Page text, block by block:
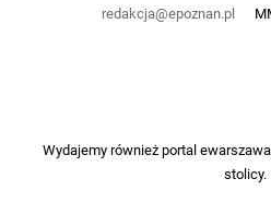
redakcja@epoznan.pl
Wydajemy również portal
stolicy.